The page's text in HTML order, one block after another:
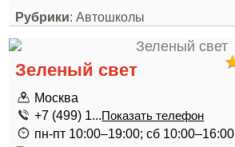
Рубрики: Автошколы
Зеленый свет
Москва
+7 (499) 1...Показать телефон
пн-пт 10:00–19:00; сб 10:00–16:00